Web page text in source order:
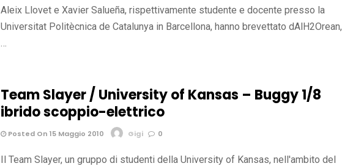
Aleix Llovet e Xavier Salueña, rispettivamente studente e docente presso la
Universitat Politècnica de Catalunya in Barcellona, hanno brevettato dAlH2Orean,
Team Slayer / University of Kansas – Buggy 1/8
ibrido scoppio-elettrico
Posted On 15 Maggio 2010 Gigi 0
Il Team Slayer, un gruppo di studenti della University of Kansas, nell'ambito del